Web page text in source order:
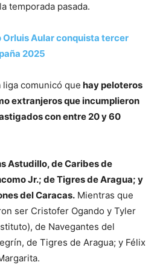
temporada pasada.
Orluis Aular conquista tercer
2025
liga comunicó que hay peloteros
extranjeros que incumplieron
con entre 20 y 60
Astudillo, de Caribes de
Jr.; de Tigres de Aragua; y
del Caracas. Mientras que
ser Cristofer Ogando y Tyler
de Navegantes del
de Tigres de Aragua; y Félix